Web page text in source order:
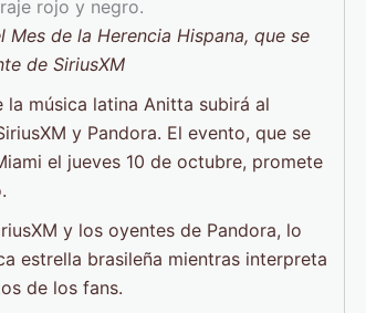
de la Herencia Hispana, que se
de SiriusXM
la música latina Anitta subirá al
y Pandora. El evento, que se
el jueves 10 de octubre, promete
y los oyentes de Pandora, lo
estrella brasileña mientras interpreta
de los fans.